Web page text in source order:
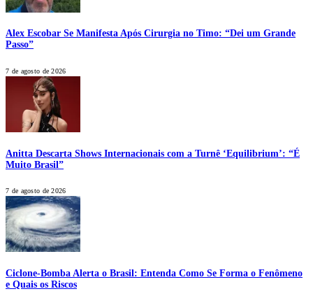
Alex Escobar Se Manifesta Após Cirurgia no Timo: “Dei um Grande
Passo”
7 de agosto de 2026
Anitta Descarta Shows Internacionais com a Turnê ‘Equilibrium’: “É
Muito Brasil”
7 de agosto de 2026
Ciclone-Bomba Alerta o Brasil: Entenda Como Se Forma o Fenômeno
e Quais os Riscos